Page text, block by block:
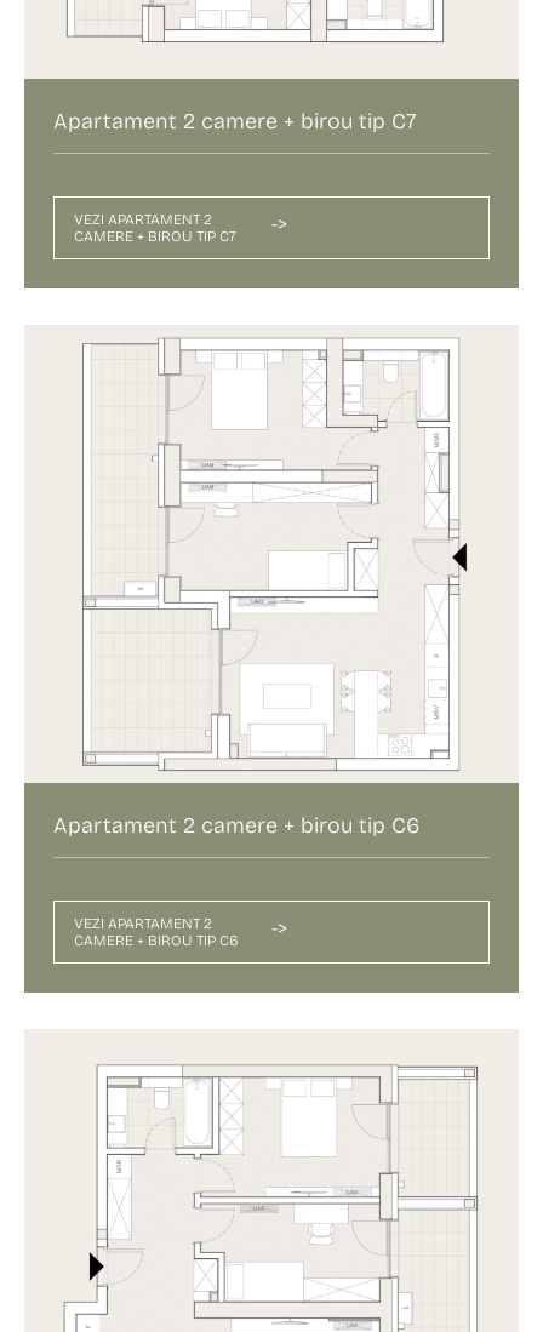
Apartament 2 camere + birou tip C7
VEZI APARTAMENT 2
CAMERE + BIROU TIP C7
->
Apartament 2 camere + birou tip C6
VEZI APARTAMENT 2
CAMERE + BIROU TIP C6
->